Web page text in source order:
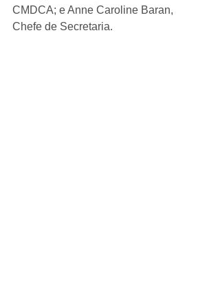
CMDCA; e Anne Caroline Baran,
Chefe de Secretaria.